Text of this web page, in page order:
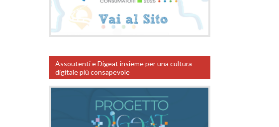
Assoutenti e Digeat insieme per una cultura
digitale più consapevole